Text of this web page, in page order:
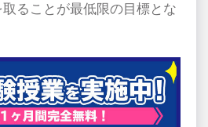
ることが最低限の目標とな